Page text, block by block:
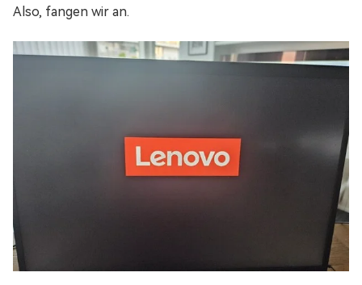
Also, fangen wir an.